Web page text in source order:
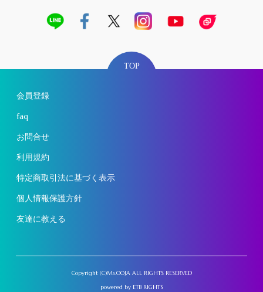
TOP
会員登録
faq
お問合せ
利用規約
特定商取引法に基づく表示
個人情報保護方針
友達に教える
Copyright (C)Ms.OOJA ALL RIGHTS RESERVED
powered by ETB RIGHTS